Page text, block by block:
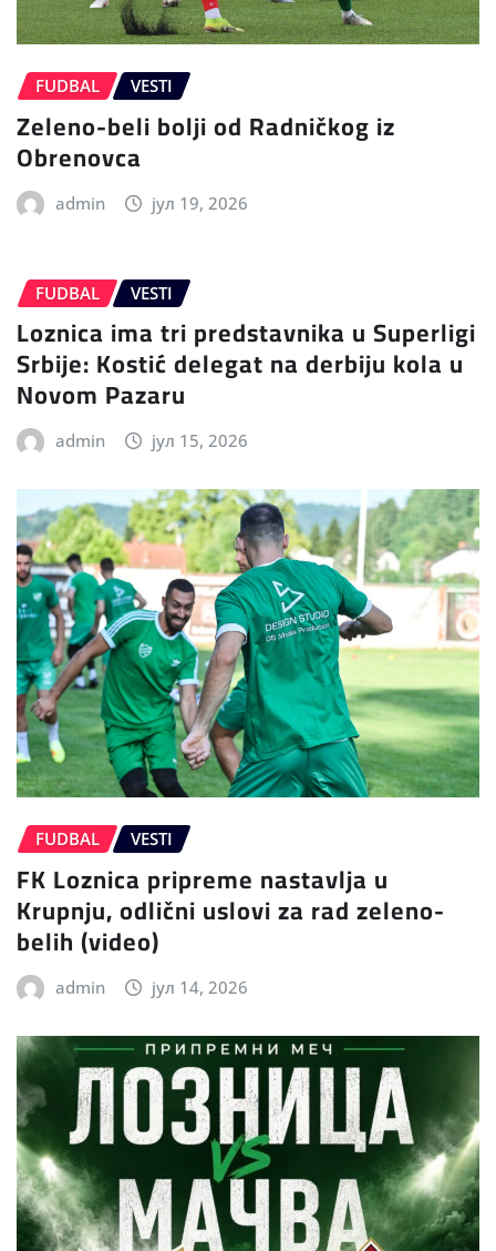
FUDBAL VESTI
Zeleno-beli bolji od Radničkog iz
Obrenovca
admin јул 19, 2026
FUDBAL VESTI
Loznica ima tri predstavnika u Superligi
Srbije: Kostić delegat na derbiju kola u
Novom Pazaru
admin јул 15, 2026
FUDBAL VESTI
FK Loznica pripreme nastavlja u
Krupnju, odlični uslovi za rad zeleno-
belih (video)
admin јул 14, 2026